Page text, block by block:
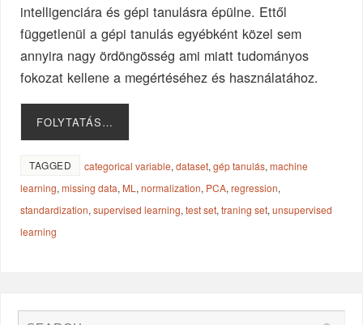
intelligenciára és gépi tanulásra épülne. Ettől
függetlenül a gépi tanulás egyébként közel sem
annyira nagy ördöngösség ami miatt tudományos
fokozat kellene a megértéséhez és használatához.
FOLYTATÁS…
TAGGED categorical variable,dataset,gép tanulás,machine
learning,missing data, ML ,normalization, PCA,regression,
standardization,supervised learning,test set,traning set,unsupervised
learning